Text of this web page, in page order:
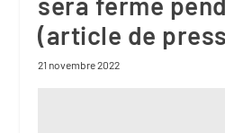
(article de
21 novembre 2022